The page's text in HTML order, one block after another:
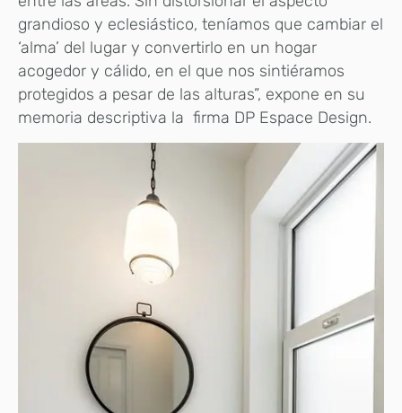
grandioso y eclesiástico, teníamos que cambiar el
‘alma’ del lugar y convertirlo en un hogar
acogedor y cálido, en el que nos sintiéramos
protegidos a pesar de las alturas”, expone en su
memoria descriptiva la firma DP Espace Design.